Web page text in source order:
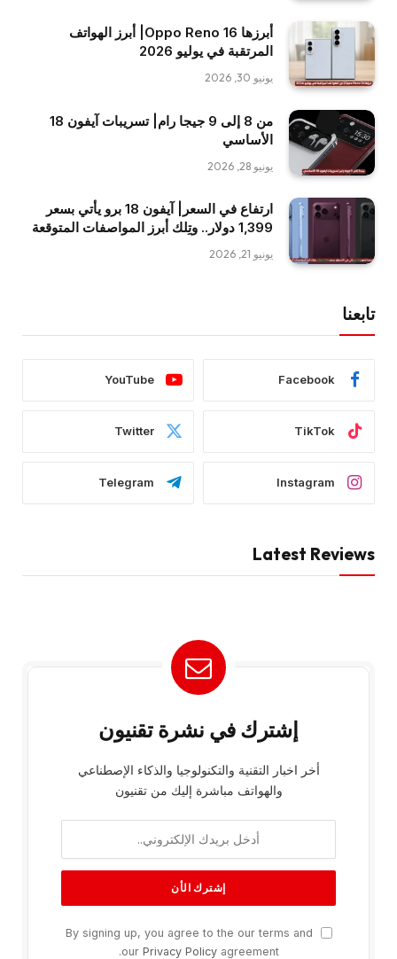
أبرزها Oppo Reno 16| أبرز الهواتف
المرتقبة في يوليو 2026
يونيو 30, 2026
من 8 إلى 9 جيجا رام| تسريبات آيفون 18
الأساسي
يونيو 28, 2026
ارتفاع في السعر| آيفون 18 برو يأتي بسعر
1,399 دولار.. وتِلك أبرز المواصفات المتوقعة
يونيو 21, 2026
تابعنا
Facebook
YouTube
TikTok
Twitter
Instagram
Telegram
Latest Reviews
إشترك في نشرة تقنيون
أخر اخبار التقنية والتكنولوجيا والذكاء الإصطناعي
والهواتف مباشرة إليك من تقنيون
By signing up, you agree to the our terms and
our Privacy Policyagreement.